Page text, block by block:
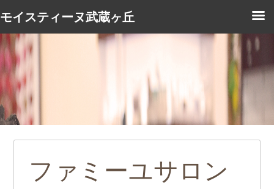
ファミーユサロン
モイスティーヌ武蔵ヶ丘